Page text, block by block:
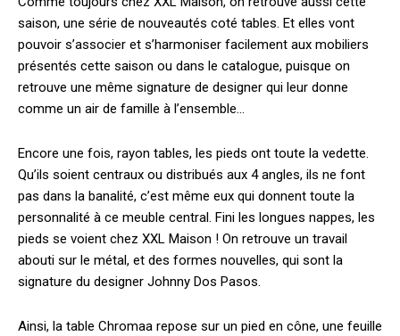
saison, une série de nouveautés coté tables. Et elles vont
pouvoir s’associer et s’harmoniser facilement aux mobiliers
présentés cette saison ou dans le catalogue, puisque on
retrouve une même signature de designer qui leur donne
comme un air de famille à l’ensemble…
Encore une fois, rayon tables, les pieds ont toute la vedette.
Qu’ils soient centraux ou distribués aux 4 angles, ils ne font
pas dans la banalité, c’est même eux qui donnent toute la
personnalité à ce meuble central. Fini les longues nappes, les
pieds se voient chez XXL Maison ! On retrouve un travail
abouti sur le métal, et des formes nouvelles, qui sont la
signature du designer Johnny Dos Pasos.
Ainsi, la table Chromaa repose sur un pied en cône, une feuille